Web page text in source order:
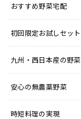
おすすめ野菜宅配
初回限定お試しセット
九州・西日本産の野菜
安心の無農薬野菜
時短料理の実現